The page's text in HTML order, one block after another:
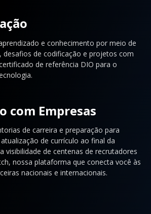
e conhecimento por meio de
desafios de codificação e projetos com
de referência DIO para o
com Empresas
de carreira e preparação para
de currículo ao final da
visibilidade de centenas de recrutadores
nossa plataforma que conecta você às
nacionais e internacionais.